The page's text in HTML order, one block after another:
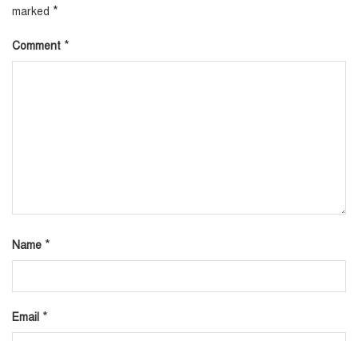
marked *
Comment *
Name *
Email *